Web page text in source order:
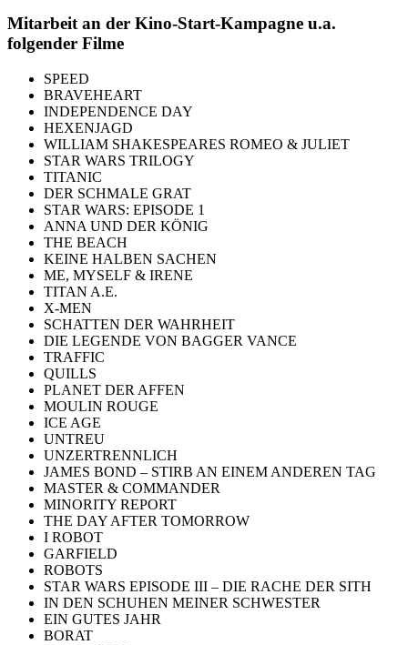
Mitarbeit an der Kino-Start-Kampagne u.a.
folgender Filme
SPEED
BRAVEHEART
INDEPENDENCE DAY
HEXENJAGD
WILLIAM SHAKESPEARES ROMEO & JULIET
STAR WARS TRILOGY
TITANIC
DER SCHMALE GRAT
STAR WARS: EPISODE 1
ANNA UND DER KÖNIG
THE BEACH
KEINE HALBEN SACHEN
ME, MYSELF & IRENE
TITAN A.E.
X-MEN
SCHATTEN DER WAHRHEIT
DIE LEGENDE VON BAGGER VANCE
TRAFFIC
QUILLS
PLANET DER AFFEN
MOULIN ROUGE
ICE AGE
UNTREU
UNZERTRENNLICH
JAMES BOND – STIRB AN EINEM ANDEREN TAG
MASTER & COMMANDER
MINORITY REPORT
THE DAY AFTER TOMORROW
I ROBOT
GARFIELD
ROBOTS
STAR WARS EPISODE III – DIE RACHE DER SITH
IN DEN SCHUHEN MEINER SCHWESTER
EIN GUTES JAHR
BORAT